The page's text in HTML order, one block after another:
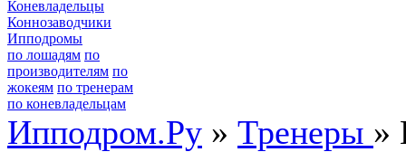
Коневладельцы
Коннозаводчики
Ипподромы
по лошадям по
производителям по
жокеям по тренерам
по коневладельцам
Ипподром.Ру » Тренеры »